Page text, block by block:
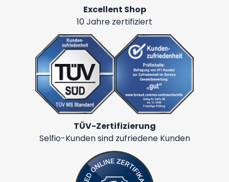
Excellent Shop
10 Jahre zertifiziert
TÜV-Zertifizierung
Selfio-Kunden sind zufriedene Kunden